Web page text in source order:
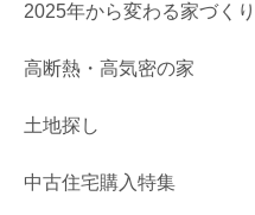
2025年から変わる家づく
高断熱・高気密の家
土地探し
中古住宅購入特集